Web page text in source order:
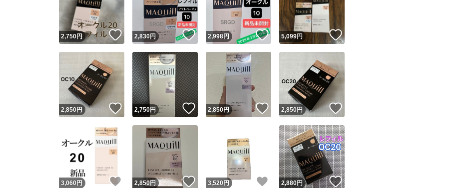
ユーザーの実績について
Yahoo!フリマが定めた一定の基準を満たしたユーザーにバッジを付与しています
安心取引出品者
安心取引出品者 Yahoo!フリマの基準をクリアした安心・安全なユーザーです
取引実績
取引実績◯+ このユーザーはYahoo!フリマの取引を完了させた実績があります
他フリマ実績◯+ このユーザーは他フリマサービスでの取引実績があります
この商品の情報をコピーします
商品画像の無断転載は禁止されています
1商品につき1回です
出品ページへ
2,750円 いいね！
2,830円 いいね！
2,998円 いいね！
5,099円 いいね！
2,850円 いいね！
2,750円 いいね！
2,850円 いいね！
2,850円
3,060 円 いいね！
2,850円 いいね！
3,520 円 いいね！
2,880円 いいね！